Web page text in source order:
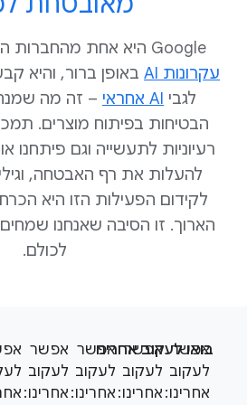
פעולות רב-
ומעורפלות,
חלקים
כמויות גדולות
הרבה
בהן להטמעה
שמבוססות על
ליצור תוכן
או מזיק או
סיכון ותאימות
שלב 3 – קובעים את
למתחילים בנושא AI
‫Google היא אחת מהחברות הראשונות שהגדירו
עקרונות AI
באופן ברור, והיא
לגבי AI אחראי
– זה מה
הבטיחות בפיתוח מוצרים.
רעיוניות לתעשייה וגם פיתחנו
להעלות את רף האבטחה,
לקידום הפעילות הזו היא
לכולם.
o
בואו לעקוב אחרינו
אפשר
לעקוב
אחרינו:
אפשר
לעקוב
אחרינו:
אפשר
לעקוב
אחרינו:
אפשר
לעקוב
אחרינו: